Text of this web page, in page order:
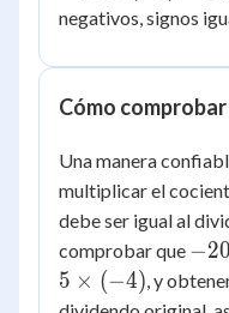
\div
= 5
negativos, signos
Cómo
Una manera
multiplicar el
debe ser igual al
comprobar que -20
(-4)
−20
5 × (−4), y